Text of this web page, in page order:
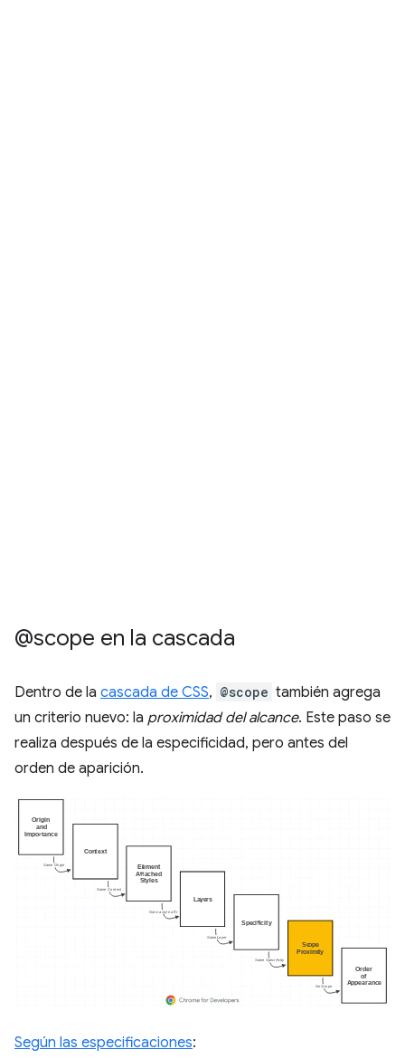
@scope en la cascada
Dentro de la cascada de CSS, @scope también agrega
un criterio nuevo: la proximidad del alcance. Este paso se
realiza después de la especificidad, pero antes del
orden de aparición.
Según las especificaciones: